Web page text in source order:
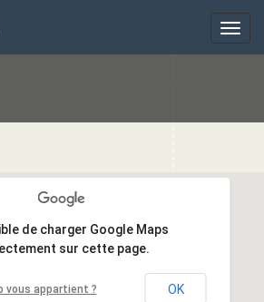
Toggle
de charger Google Maps
sur cette page.
vous appartient ? OK
de charger Google Maps
sur cette page.
vous appartient ? OK
Toggle